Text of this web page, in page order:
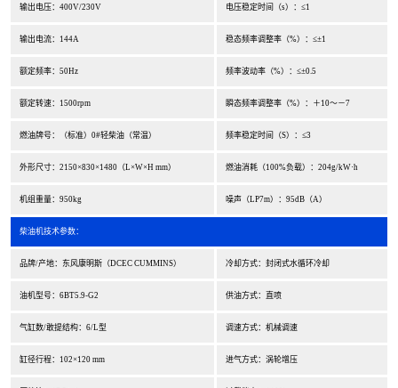
输出电压：400V/230V 电压稳定时间（s）：≤1
输出电流：144A 稳态频率调整率（%）：≤±1
额定频率：50Hz 频率波动率（%）：≤±0.5
额定转速：1500rpm 瞬态频率调整率（%）：＋10～－7
燃油牌号：（标准）0#轻柴油（常温） 频率稳定时间（S）：≤3
外形尺寸：2150×830×1480（L×W×H mm） 燃油消耗（100%负载）：204g/kW·h
机组重量：950kg 噪声（LP7m）：95dB（A）
柴油机技术参数：
品牌/产地：东风康明斯（DCEC CUMMINS） 冷却方式：封闭式水循环冷却
油机型号：6BT5.9-G2 供油方式：直喷
气缸数/敢提结构：6/L型 调速方式：机械调速
缸径行程：102×120 mm 进气方式：涡轮增压